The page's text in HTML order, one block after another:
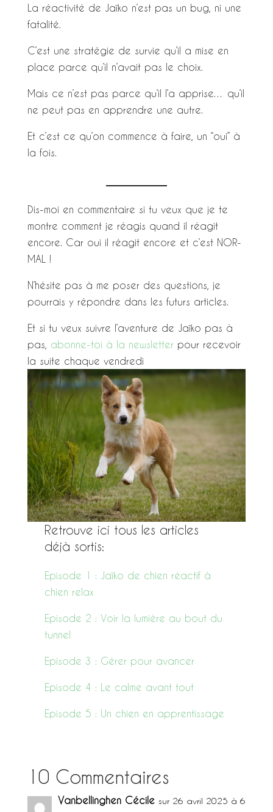
La réactivité de Jaïko n’est pas un bug, ni une
fatalité.
C’est une stratégie de survie qu’il a mise en
place parce qu’il n’avait pas le choix.
Mais ce n’est pas parce qu’il l’a apprise… qu’il
ne peut pas en apprendre une autre.
Et c’est ce qu’on commence à faire, un “oui” à
la fois.
Dis-moi en commentaire si tu veux que je te
montre comment je réagis quand il réagit
encore. Car oui il réagit encore et c’est NOR-
MAL !
N’hésite pas à me poser des questions, je
pourrais y répondre dans les futurs articles.
Et si tu veux suivre l’aventure de Jaïko pas à
pas, abonne-toi à la newsletter pour recevoir
la suite chaque vendredi
Retrouve ici tous les articles
déjà sortis:
Episode 1 : Jaïko de chien réactif à
chien relax
Episode 2 : Voir la lumière au bout du
tunnel
Episode 3 : Gérer pour avancer
Episode 4 : Le calme avant tout
Episode 5 : Un chien en apprentissage
10 Commentaires
Vanbellinghen Cécile sur 26 avril 2025 à 6